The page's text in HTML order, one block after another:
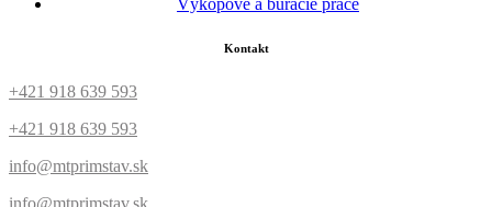
Výkopové a búracie práce
Kontakt
+421 918 639 593
+421 918 639 593
info@mtprimstav.sk